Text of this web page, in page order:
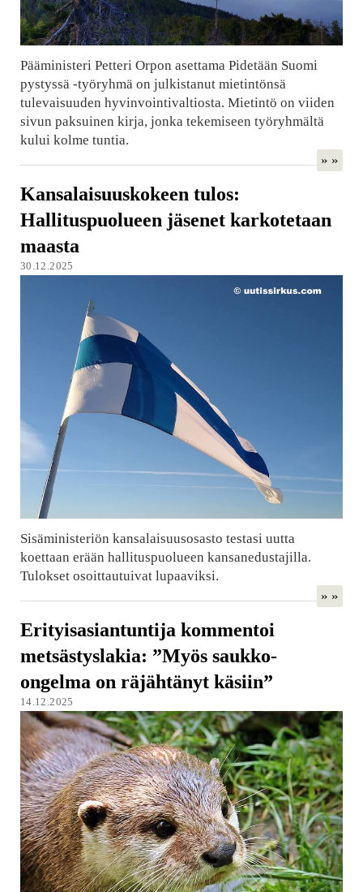
Pääministeri Petteri Orpon asettama Pidetään Suomi
pystyssä -työryhmä on julkistanut mietintönsä
tulevaisuuden hyvinvointivaltiosta. Mietintö on viiden
sivun paksuinen kirja, jonka tekemiseen työryhmältä
kului kolme tuntia.
» »
Kansalaisuuskokeen tulos:
Hallituspuolueen jäsenet karkotetaan
maasta
30.12.2025
Sisäministeriön kansalaisuusosasto testasi uutta
koettaan erään hallituspuolueen kansanedustajilla.
Tulokset osoittautuivat lupaaviksi.
» »
Erityisasiantuntija kommentoi
metsästyslakia: ”Myös saukko-
ongelma on räjähtänyt käsiin”
14.12.2025